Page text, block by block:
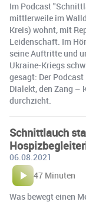
Im Podcast
mittlerweile im
Kreis) wohnt, mit
Leidenschaft. Im
seine Auftritte und
Ukraine-Kriegs
gesagt: Der
Dialekt, den Zang –
durchzieht.
Schnittlauch
06.08.2021
47 Minuten
Was bewegt einen